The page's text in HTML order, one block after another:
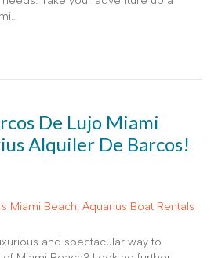
De Lujo Miami
Alquiler De Barcos!
and spectacular way to